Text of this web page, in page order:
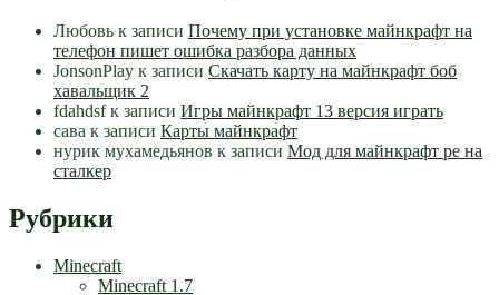
Любовь к записи Почему при установке майнкрафт на
телефон пишет ошибка разбора данных
JonsonPlay к записи Скачать карту на майнкрафт боб
хавальщик 2
fdahdsfк записи Игры майнкрафт 13 версия играть
сава к записи Карты майнкрафт
нурик мухамедьянов к записи Мод для майнкрафт pe на
сталкер
Рубрики
Minecraft
Minecraft 1.7